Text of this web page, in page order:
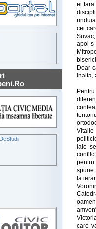
ei fara
cei
apoi
Doar
inalta,
laic
spune
la
care